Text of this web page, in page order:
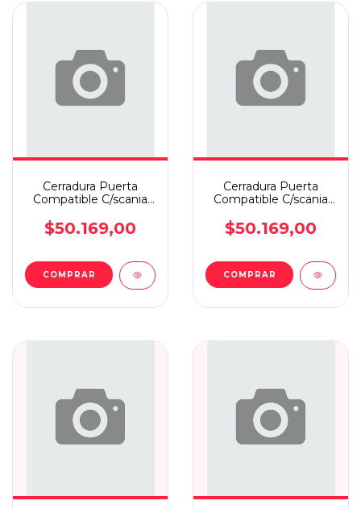
Cerradura Puerta
Compatible C/scania
Conductor
$50.169,00
Cerradura Puerta
Compatible C/scania
Acompañant
$50.169,00